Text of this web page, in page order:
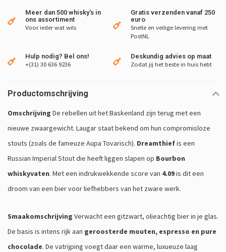
Meer dan 500 whisky's in
ons assortiment
Voor ieder wat wils
Gratis verzenden vanaf 250
euro
Snelle en veilige levering met
PostNL
Hulp nodig? Bel ons!
+(31) 30 636 9236
Deskundig advies op maat
Zodat jij het beste in huis hebt
Productomschrijving
Omschrijving De rebellen uit het Baskenland zijn terug met een
nieuwe zwaargewicht. Laugar staat bekend om hun compromisloze
stouts (zoals de fameuze Aupa Tovarisch). Dreamthiefis een
Russian Imperial Stout die heeft liggen slapen op Bourbon
whiskyvaten. Met een indrukwekkende score van 4.09is dit een
droom van een bier voor liefhebbers van het zware werk.
Smaakomschrijving Verwacht een gitzwart, olieachtig bier in je glas.
De basis is intens rijk aan geroosterde mouten, espresso en pure
chocolade. De vatrijping voegt daar een warme, luxueuze laag